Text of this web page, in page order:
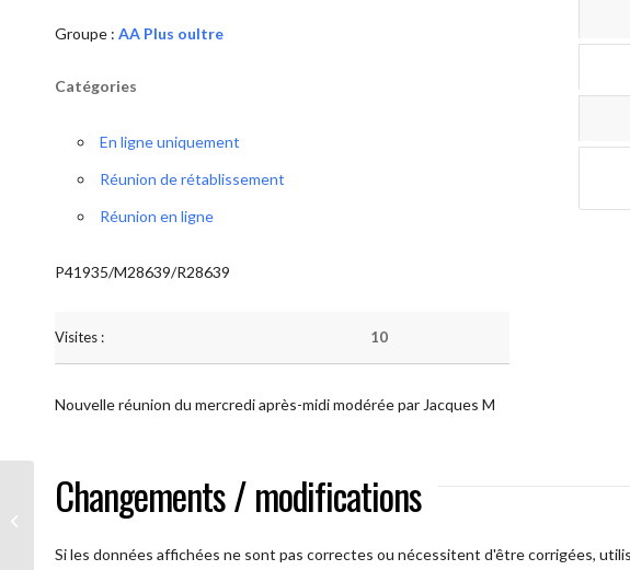
Groupe : AA Plus oultre
Catégories
En ligne uniquement
Réunion de rétablissement
Réunion en ligne
P41935/M28639/R28639
Visites : 10
Nouvelle réunion du mercredi après-midi modérée par Jacques M
Changements / modifications
Si les données affichées ne sont pas correctes ou nécessitent d'être corrigées,
AA Plus oultre (Mercredi)